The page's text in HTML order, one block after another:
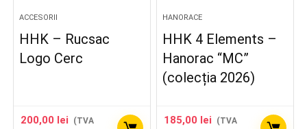
ACCESORII
HHK – Rucsac
Logo Cerc
200,00 lei
(TVA
HANORACE
HHK 4 Elements –
Hanorac “MC”
(colecția 2026)
185,00 lei
(TVA